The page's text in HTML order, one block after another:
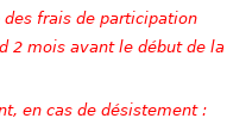
frais de participation
2 mois avant le début de la
en cas de désistement :